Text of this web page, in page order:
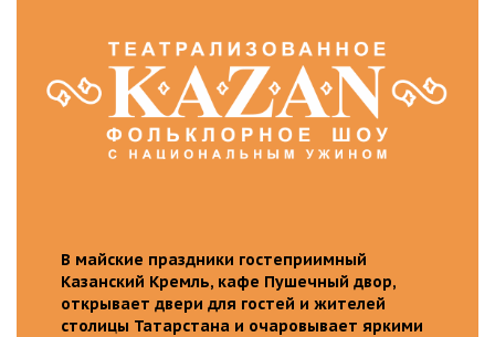
В майские праздники гостеприимный
Казанский Кремль, кафе Пушечный двор,
открывает двери для гостей и жителей
столицы Татарстана и очаровывает яркими